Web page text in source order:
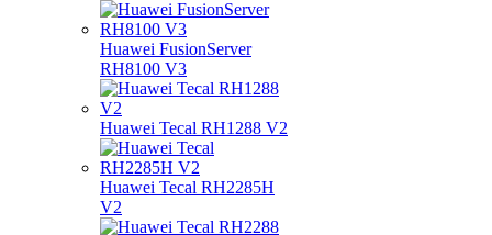
Huawei FusionServer
RH8100 V3
Huawei Tecal RH1288 V2
Huawei Tecal RH2285H
V2